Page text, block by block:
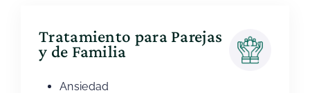
Tratamiento para Parejas
y de Familia
Ansiedad